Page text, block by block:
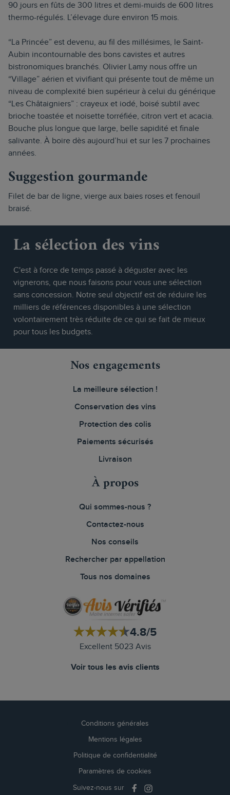
90 jours en fûts de 300 litres et demi-muids de 600 litres
thermo-régulés. L’élevage dure environ 15 mois.
“La Princée” est devenu, au fil des millésimes, le Saint-
Aubin incontournable des bons cavistes et autres
bistronomiques branchés. Olivier Lamy nous offre un
“Village” aérien et vivifiant qui présente tout de même un
niveau de complexité bien supérieur à celui du générique
“Les Châtaigniers” : crayeux et iodé, boisé subtil avec
brioche toastée et noisette torréfiée, citron vert et acacia.
Bouche plus longue que large, belle sapidité et finale
salivante. À boire dès aujourd’hui et sur les 7 prochaines
années.
Suggestion gourmande
Filet de bar de ligne, vierge aux baies roses et fenouil
braisé.
La sélection des vins
C'est à force de temps passé à déguster avec les
vignerons, que nous faisons pour vous une sélection
sans concession. Notre seul objectif est de réduire les
milliers de références disponibles à une sélection
volontairement très réduite de ce qui se fait de mieux
pour tous les budgets.
Nos engagements
La meilleure sélection !
Conservation des vins
Protection des colis
Paiements sécurisés
Livraison
À propos
Qui sommes-nous ?
Contactez-nous
Nos conseils
Rechercher par appellation
Tous nos domaines
4.8/5
Excellent 5023 Avis
Voir tous les avis clients
Conditions générales
Mentions légales
Politique de confidentialité
Paramètres de cookies
Suivez-nous sur